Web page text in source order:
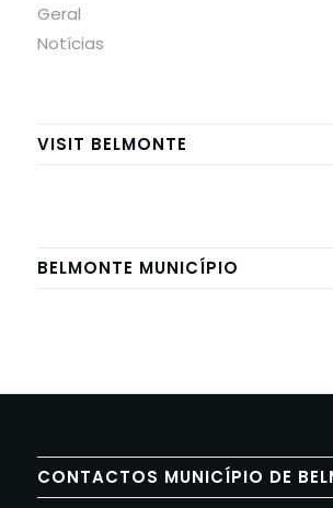
Geral
Notícias
VISIT BELMONTE
BELMONTE MUNICÍPIO
CONTACTOS MUNICÍPIO DE